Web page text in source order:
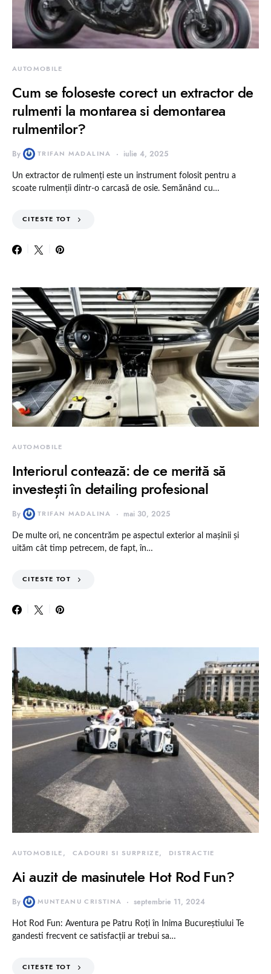
AUTOMOBILE
Cum se foloseste corect un extractor de
rulmenti la montarea si demontarea
rulmentilor?
By TRIFAN MADALINA iulie 4, 2025
Un extractor de rulmenți este un instrument folosit pentru a
scoate rulmenții dintr-o carcasă de osie. Semănând cu…
CITESTE TOT
AUTOMOBILE
Interiorul contează: de ce merită să
investești în detailing profesional
By TRIFAN MADALINA mai 30, 2025
De multe ori, ne concentrăm pe aspectul exterior al mașinii și
uităm cât timp petrecem, de fapt, în…
CITESTE TOT
AUTOMOBILE CADOURI SI SURPRIZE DISTRACTIE
Ai auzit de masinutele Hot Rod Fun?
By MUNTEANU CRISTINA septembrie 11, 2024
Hot Rod Fun: Aventura pe Patru Roți în Inima Bucureștiului Te
gandesti frecvent ce satisfacții ar trebui sa…
CITESTE TOT